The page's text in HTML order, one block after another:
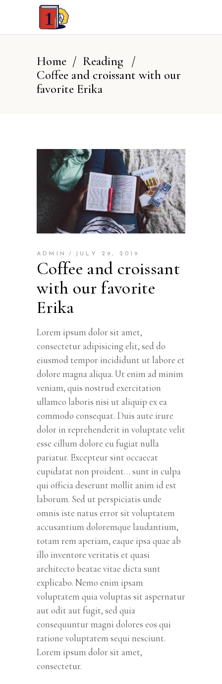
Home / Reading /
Coffee and croissant with our
favorite Erika
ADMIN JULY 29, 2019
Coffee and croissant
with our favorite
Erika
Lorem ipsum dolor sit amet,
consectetur adipisicing elit, sed do
eiusmod tempor incididunt ut labore et
dolore magna aliqua. Ut enim ad minim
veniam, quis nostrud exercitation
ullamco laboris nisi ut aliquip ex ea
commodo consequat. Duis aute irure
dolor in reprehenderit in voluptate velit
esse cillum dolore eu fugiat nulla
pariatur. Excepteur sint occaecat
cupidatat non proident… sunt in culpa
qui officia deserunt mollit anim id est
laborum. Sed ut perspiciatis unde
omnis iste natus error sit voluptatem
accusantium doloremque laudantium,
totam rem aperiam, eaque ipsa quae ab
illo inventore veritatis et quasi
architecto beatae vitae dicta sunt
explicabo. Nemo enim ipsam
voluptatem quia voluptas sit aspernatur
aut odit aut fugit, sed quia
consequuntur magni dolores eos qui
ratione voluptatem sequi nesciunt.
Lorem ipsum dolor sit amet,
consectetur.